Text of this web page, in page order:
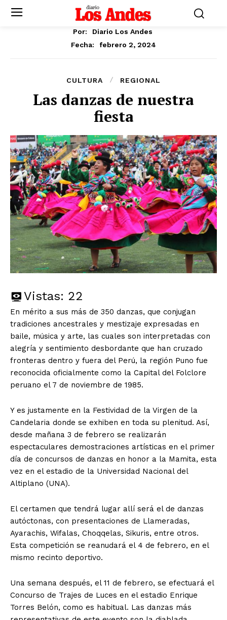
Por:
Diario Los Andes
Fecha:
febrero 2, 2024
CULTURA REGIONAL
Las danzas de nuestra
fiesta
Vistas: 22
En mérito a sus más de 350 danzas, que conjugan
tradiciones ancestrales y mestizaje expresadas en
baile, música y arte, las cuales son interpretadas con
alegría y sentimiento desbordante que han cruzado
fronteras dentro y fuera del Perú, la región Puno fue
reconocida oficialmente como la Capital del Folclore
peruano el 7 de noviembre de 1985.
Y es justamente en la Festividad de la Virgen de la
Candelaria donde se exhiben en toda su plenitud. Así,
desde mañana 3 de febrero se realizarán
espectaculares demostraciones artísticas en el primer
día de concursos de danzas en honor a la Mamita, esta
vez en el estadio de la Universidad Nacional del
Altiplano (UNA).
El certamen que tendrá lugar allí será el de danzas
autóctonas, con presentaciones de Llameradas,
Ayarachis, Wifalas, Choqqelas, Sikuris, entre otros.
Esta competición se reanudará el 4 de febrero, en el
mismo recinto deportivo.
Una semana después, el 11 de febrero, se efectuará el
Concurso de Trajes de Luces en el estadio Enrique
Torres Belón, como es habitual. Las danzas más